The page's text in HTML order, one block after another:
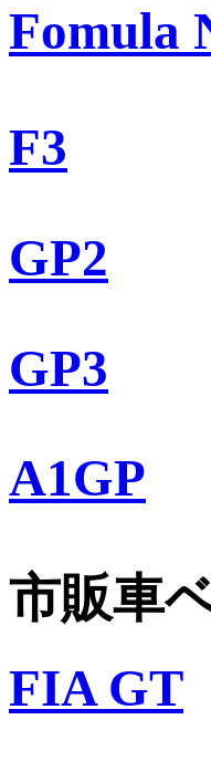
Fomula
F3
GP2
GP3
A1GP
市販車
FIA GT